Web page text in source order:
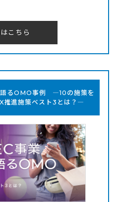
こちら
語るOMO事例 ―10の施策を
推進施策ベスト3とは？―